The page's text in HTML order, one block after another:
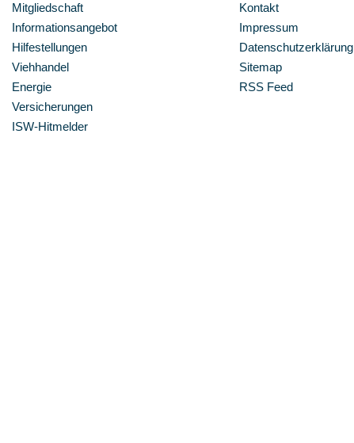
Mitgliedschaft
Informationsangebot
Hilfestellungen
Viehhandel
Energie
Versicherungen
ISW-Hitmelder
Kontakt
Impressum
Datenschutzerklärung
Sitemap
RSS Feed